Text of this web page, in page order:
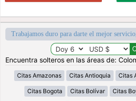
Trabajamos duro para darte el mejor
Encuentra solteros en las áreas de:
Citas Amazonas Citas Antioquia Citas
Citas Bogota Citas Bolívar Citas